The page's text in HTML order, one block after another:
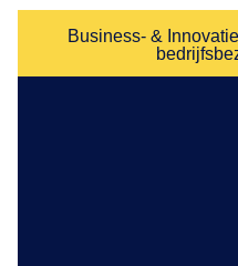
Business- &